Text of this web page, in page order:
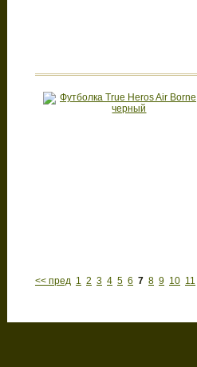
<< пред 1 2 3 4 5 6 7 8 9 10 11